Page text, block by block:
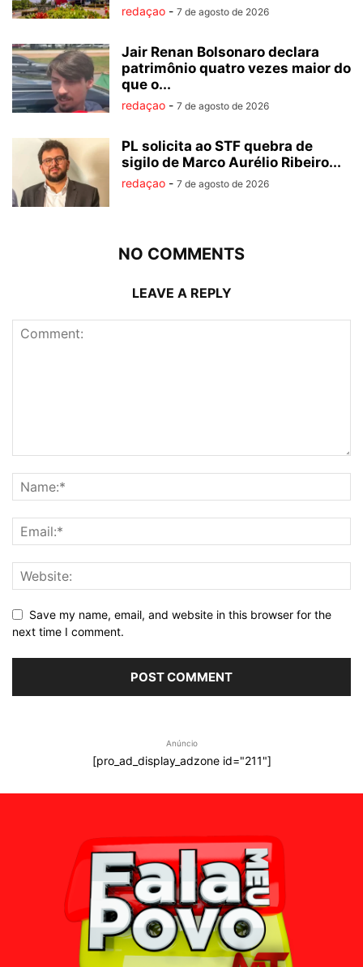
redaçao - 7 de agosto de 2026
Jair Renan Bolsonaro declara
patrimônio quatro vezes maior do
que o...
redaçao - 7 de agosto de 2026
PL solicita ao STF quebra de
sigilo de Marco Aurélio Ribeiro...
redaçao - 7 de agosto de 2026
NO COMMENTS
LEAVE A REPLY
Save my name, email, and website in this browser for the
next time I comment.
Anúncio
[pro_ad_display_adzone id="211"]